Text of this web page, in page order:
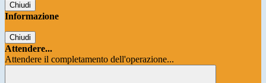
Chiudi
Informazione
Chiudi
Attendere...
Attendere il completamento dell'operazione...